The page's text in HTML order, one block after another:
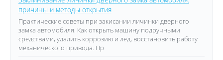
причины и методы открытия
Практические советы при закисании личинки дверного
замка автомобиля. Как открыть машину подручными
средствами, удалить коррозию и лед, восстановить работу
механического привода. Пр